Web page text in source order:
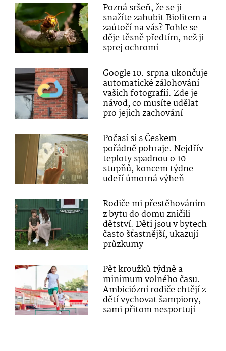
Pozná sršeň, že se ji
snažíte zahubit Biolitem a
zaútočí na vás? Tohle se
děje těsně předtím, než ji
sprej ochromí
Google 10. srpna ukončuje
automatické zálohování
vašich fotografií. Zde je
návod, co musíte udělat
pro jejich zachování
Počasí si s Českem
pořádně pohraje. Nejdřív
teploty spadnou o 10
stupňů, koncem týdne
udeří úmorná výheň
Rodiče mi přestěhováním
z bytu do domu zničili
dětství. Děti jsou v bytech
často šťastnější, ukazují
průzkumy
Pět kroužků týdně a
minimum volného času.
Ambiciózní rodiče chtějí z
dětí vychovat šampiony,
sami přitom nesportují